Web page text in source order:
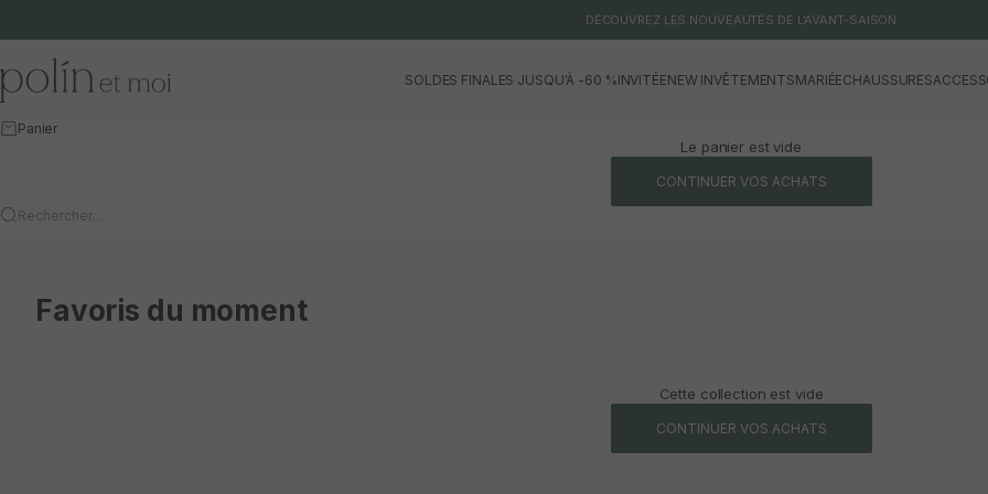
DÉCOUVREZ LES NOUVEAUTÉS DE L'AVANT-SAISON
Polín et moi
SOLDES FINALES JUSQU'À -60 %INVITÉENEW INVÊTEMENTSMARIÉECHAUSSURES
Panier
Le panier est vide
CONTINUER VOS ACHATS
Rechercher…
Favoris du moment
Cette collection est vide
CONTINUER VOS ACHATS